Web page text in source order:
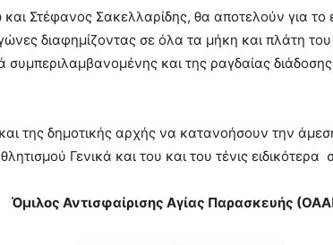
Στέφανος Σακελλαρίδης, θα αποτελούν για
διαφημίζοντας σε όλα τα μήκη και πλάτη
και της ραγδαίας
της δημοτικής αρχής να κατανοήσουν την
Γενικά και του και του τένις
Όμιλος Αντισφαίρισης Αγίας Παρασκευής